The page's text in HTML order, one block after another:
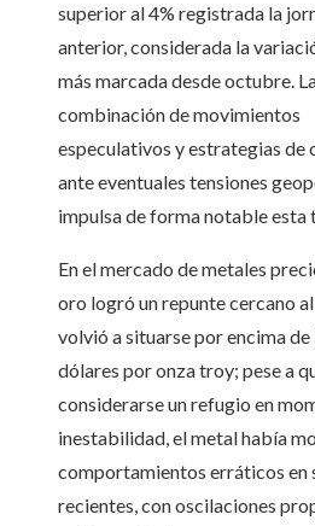
superior al 4% registrada la
anterior, considerada la
más marcada desde octubre.
combinación de movimientos
especulativos y estrategias de
ante eventuales tensiones
impulsa de forma notable esta
En el mercado de metales
oro logró un repunte cercano
volvió a situarse por encima de
dólares por onza troy; pese a
considerarse un refugio en
inestabilidad, el metal había
comportamientos erráticos en
recientes, con oscilaciones